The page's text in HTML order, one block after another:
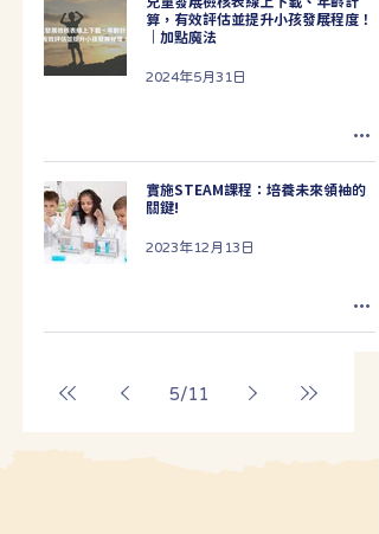
算，有效評估並提升小孩發展程度！
｜加點魔法
2024年5月31日
實施STEAM課程：培養未來領袖的
關鍵!
2023年12月13日
5/11